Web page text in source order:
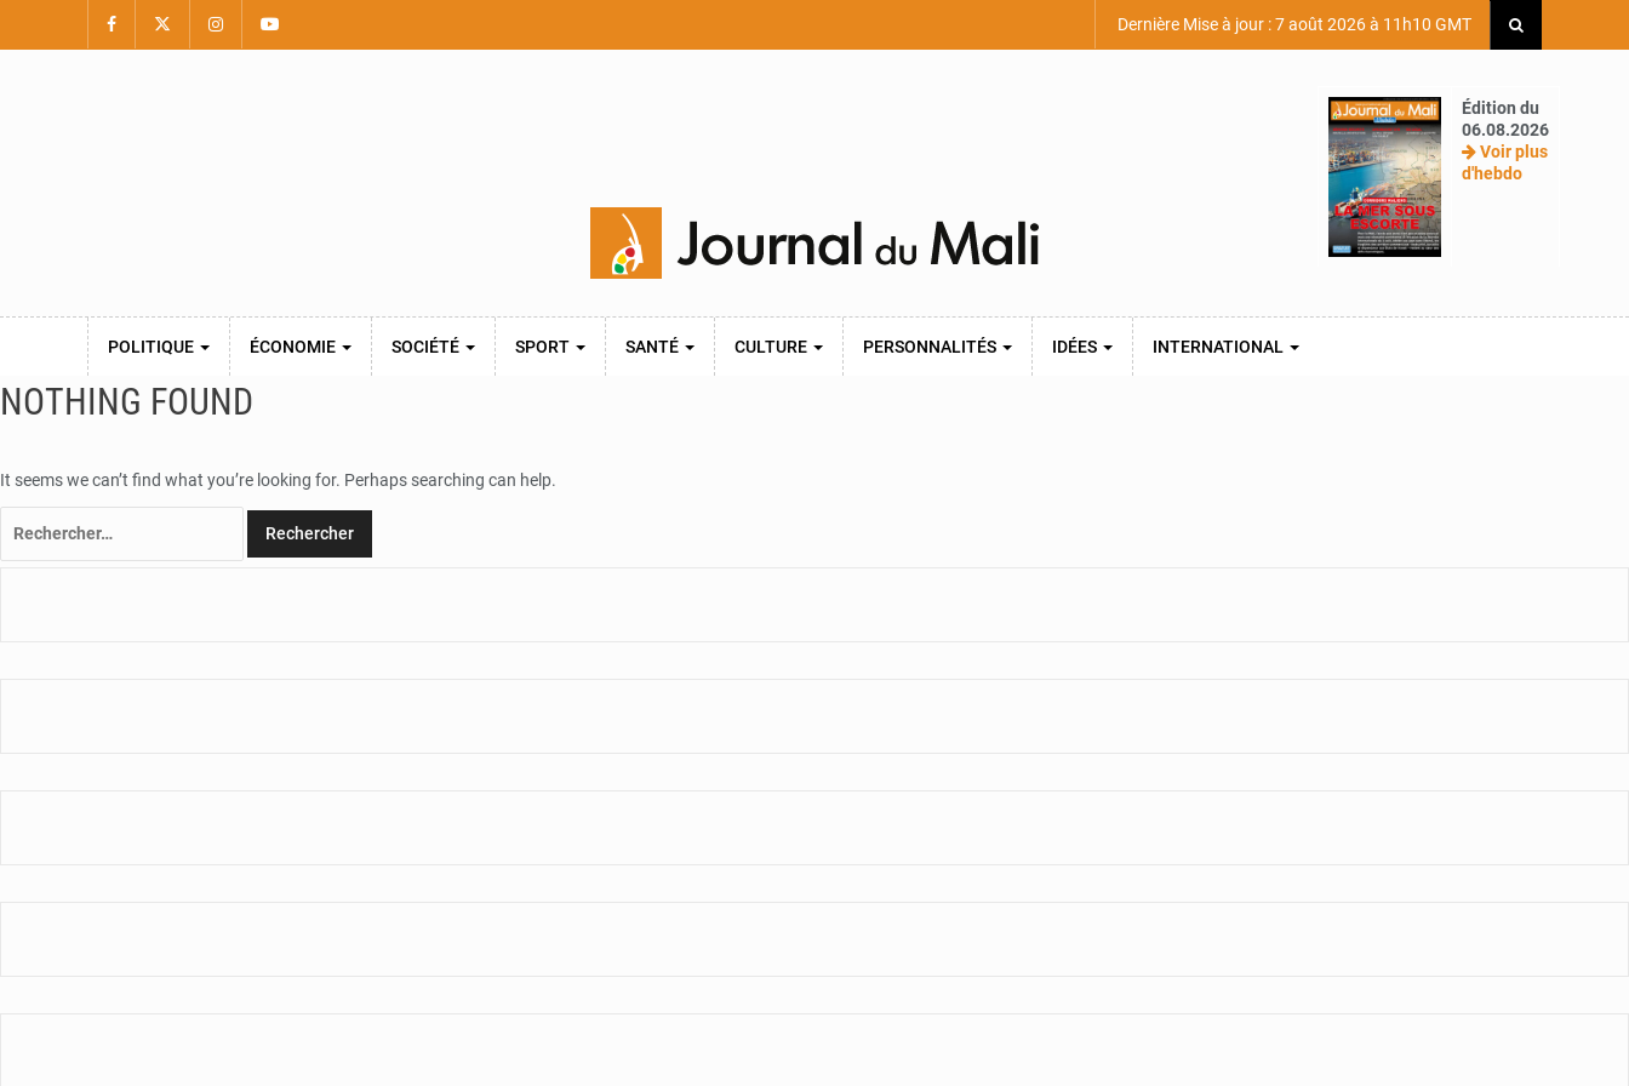
Dernière Mise à jour : 7 août 2026 à 11h10 GMT
Édition du
06.08.2026
Voir plus
d'hebdo
POLITIQUE ÉCONOMIE SOCIÉTÉ SPORT SANTÉ CULTURE PERSONNALITÉS IDÉES INTERNATIONAL
NOTHING FOUND
It seems we can’t find what you’re looking for. Perhaps searching can help.